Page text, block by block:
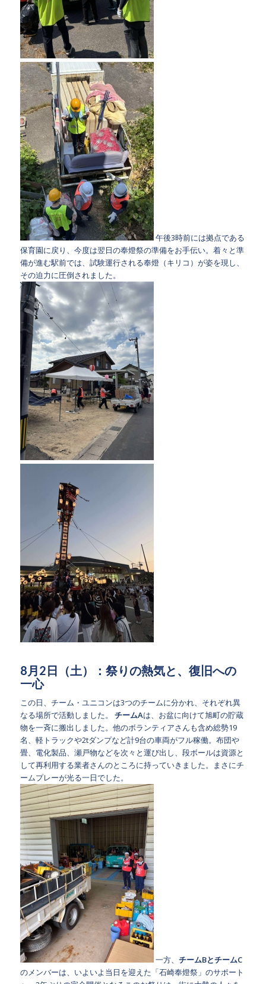
午後3時前には拠点である
保育園に戻り、今度は翌日の奉燈祭の準備をお手伝い。着々と準
備が進む駅前では、試験運行される奉燈（キリコ）が姿を現し、
その迫力に圧倒されました。
8月2日（土）：祭りの熱気と、復旧への
一心
この日、チーム・ユニコンは3つのチームに分かれ、それぞれ異
なる場所で活動しました。
チームAは、お盆に向けて旭町の貯蔵
物を一斉に搬出しました。他のボランティアさんも含め総勢19
名、軽トラックや2tダンプなど計9台の車両がフル稼働。布団や
畳、電化製品、瀬戸物などを次々と運び出し、段ボールは資源と
して再利用する業者さんのところに持っていきました。まさにチ
ームプレーが光る一日でした。
一方、 チームBとチームC
のメンバーは、いよいよ当日を迎えた 「石崎奉燈祭」 のサポート